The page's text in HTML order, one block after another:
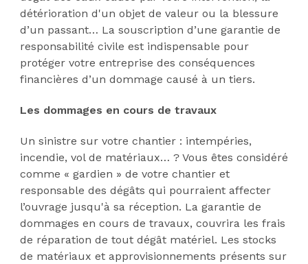
détérioration d'un objet de valeur ou la blessure
d’un passant… La souscription d’une garantie de
responsabilité civile est indispensable pour
protéger votre entreprise des conséquences
financières d’un dommage causé à un tiers.
Les dommages en cours de travaux
Un sinistre sur votre chantier : intempéries,
incendie, vol de matériaux… ? Vous êtes considéré
comme « gardien » de votre chantier et
responsable des dégâts qui pourraient affecter
l’ouvrage jusqu'à sa réception. La garantie de
dommages en cours de travaux, couvrira les frais
de réparation de tout dégât matériel. Les stocks
de matériaux et approvisionnements présents sur